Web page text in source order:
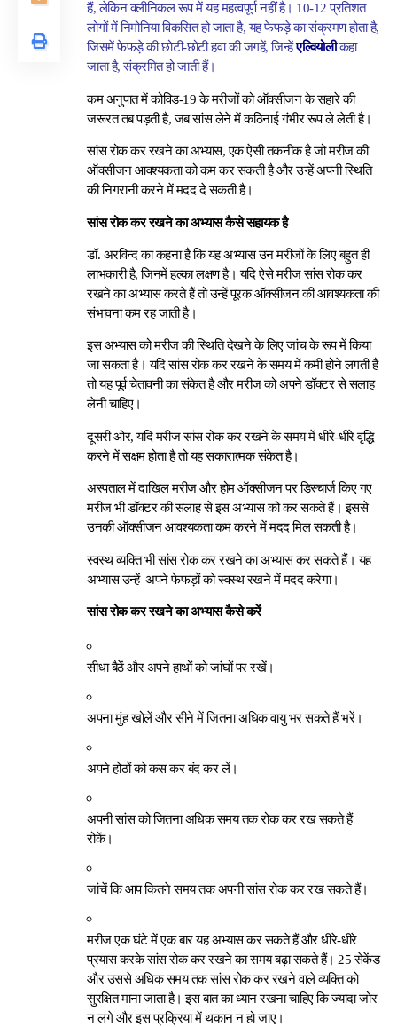
हैं, लेकिन क्लीनिकल रूप में यह महत्वपूर्ण नहीं है। 10-12 प्रतिशत
लोगों में निमोनिया विकसित हो जाता है, यह फेफड़े का संक्रमण होता है,
जिसमें फेफड़े की छोटी-छोटी हवा की जगहें, जिन्हेंएल्वियोलीकहा
जाता है, संक्रमित हो जाती हैं।
कम अनुपात में कोविड-19 के मरीजों को ऑक्सीजन के सहारे की
जरूरत तब पड़ती है, जब सांस लेने में कठिनाई गंभीर रूप ले लेती है।
सांस रोक कर रखने का अभ्यास, एक ऐसी तकनीक है जो मरीज की
ऑक्सीजन आवश्यकता को कम कर सकती है और उन्हें अपनी स्थिति
की निगरानी करने में मदद दे सकती है।
सांस रोक कर रखने का अभ्यासकैसेसहायक है
डॉ. अरविन्द का कहना है कि यह अभ्यास उन मरीजों के लिए बहुत ही
लाभकारी है, जिनमें हल्का लक्षण है। यदि ऐसे मरीज सांस रोक कर
रखने का अभ्यास करते हैं तो उन्हें पूरक ऑक्सीजन की आवश्यकता की
संभावना कम रह जाती है।
इस अभ्यास को मरीज की स्थिति देखने के लिए जांच के रूप में किया
जा सकता है। यदि सांस रोक कर रखने के समय में कमी होने लगती है
तो यह पूर्व चेतावनी का संकेत है और मरीज को अपने डॉक्टर से सलाह
लेनी चाहिए।
दूसरी ओर, यदि मरीज सांस रोक कर रखने के समय में धीरे-धीरे वृद्धि
करने में सक्षम होता है तो यह सकारात्मक संकेत है।
अस्पताल में दाखिल मरीज और होम ऑक्सीजन पर डिस्चार्ज किए गए
मरीज भी डॉक्टर की सलाह से इस अभ्यास को कर सकते हैं। इससे
उनकी ऑक्सीजन आवश्यकता कम करने में मदद मिल सकती है।
स्वस्थ व्यक्ति भी सांस रोक कर रखने का अभ्यास कर सकते हैं। यह
अभ्यास उन्हें अपने फेफड़ों को स्वस्थ रखने में मदद करेगा।
सांस रोक कर रखने का अभ्यास कैसे करें
सीधा बैठें और अपने हाथों को जांघों पर रखें।
अपना मुंह खोलें और सीने में जितना अधिक वायु भर सकते हैं भरें।
अपने होठों को कस कर बंद कर लें।
अपनी सांस को जितना अधिक समय तक रोक कर रख सकते हैं
रोकें।
जांचें कि आप कितने समय तक अपनी सांस रोक कर रख सकते हैं।
मरीज एक घंटे में एक बार यह अभ्यास कर सकते हैं और धीरे-धीरे
प्रयास करके सांस रोक कर रखने का समय बढ़ा सकते हैं। 25 सेकेंड
और उससे अधिक समय तक सांस रोक कर रखने वाले व्यक्ति को
सुरक्षित माना जाता है। इस बात का ध्यान रखना चाहिए कि ज्यादा जोर
न लगे और इस प्रक्रिया में थकान न हो जाए।